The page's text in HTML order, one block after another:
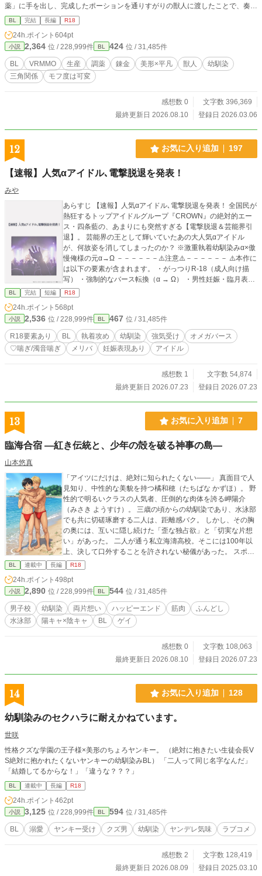
薬」に手を出し、完成したポーションを通りすがりの獣人に渡したことで、奏の
運命は大きく変わっていく。 ※毎日21時更新予定 初日のみ、18時と21時に更
新します。
BL 完結 長編 R18
24h.ポイント 604pt
小説 2,364 位 / 228,999件 BL 424 位 / 31,485件
BL VRMMO 生産 調薬 錬金 美形×平凡 獣人
幼馴染
三角関係
モフ度は可変
感想数 0
文字数 396,369
最終更新日 2026.08.10
登録日 2026.03.06
12 お気に入り追加 197
【速報】人気αアイドル､電撃脱退を発表！
みや
あらすじ 【速報】人気αアイドル､電撃脱退を発表！ 全国民が
熱狂するトップアイドルグループ『CROWN』の絶対的エー
ス・四条藍の、あまりにも突然すぎる【電撃脱退＆芸能界引
退】。 芸能界の王として輝いていたあの大人気αアイドル
が、何故姿を消してしまったのか？ ※激重執着幼馴染みα×傲
慢俺様の元α→Ω －－－－－－⚠️注意⚠️－－－－－－ ⚠️本作に
は以下の要素が含まれます。 ・がっつりR-18（成人向け描
写） ・強制的なバース転換（α → Ω） ・男性妊娠・臨月表現
・濁点/♡喘ぎ、子宮口責め ・監禁、洗脳
BL 完結 短編 R18
24h.ポイント 568pt
小説 2,536 位 / 228,999件 BL 467 位 / 31,485件
R18要素あり BL 執着攻め 幼馴染 強気受け
オメガバース
♡喘ぎ/濁音喘ぎ
メリバ 妊娠表現あり アイドル
感想数 1
文字数 54,874
最終更新日 2026.07.23
登録日 2026.07.23
13 お気に入り追加 7
臨海合宿 ―紅き伝統と、少年の殻を破る神事の島―
山本悠真
「アイツにだけは、絶対に知られたくない――」 真面目で人
見知り、中性的な美貌を持つ橘和穂（たちばな かずほ）。 野
性的で明るいクラスの人気者、圧倒的な肉体を誇る岬陽介
（みさき ようすけ）。 三歳の頃からの幼馴染であり、水泳部
でも共に切磋琢磨する二人は、距離感バク。 しかし、その胸
の奥には、互いに隠し続けた「歪な独占欲」と「切実な片想
い」があった。 二人が通う私立海濤高校。そこには100年以
上、決して口外することを許されない秘儀があった。 スポー
ツ特待生の少年たちが、合宿の際に辿り着く場所――それ
は、孤島に鎮座する「金精様」の社。 両片想いだった和穂と
陽介は、前日の秘密の「ふんどし練習」でお互いへの思いを
募らせて、臨海合宿に臨む。そこで課せられたのは、あまり
に苛烈で、官能的な神事だった。 触れ合う素肌の熱、高鳴る
鼓動、そして互いの「欲」を封じ込められた絶望的なまでの
渇き。 静寂に包まれた社の中で、二人はただ、相手の体温だ
り、重い鎖が解き放たれたとき。 極限まで高まった二人の
「好き」は、もはや誰にも止められない衝動となって爆発す
捧げられるのは、純潔と、魂を分かち合う初契り。 幼馴染と
いう「殻」が壊れるとき、二人の関係はどこへ向かうのか―
長】165cm 【体重】56kg 【誕生日】11月28日（いて座）
【性格】真面目で、やや陰キャ。 人見知りが結構激
しい でも、周りはわりと観察している いろ
いろ気にするタイプ。 陽介と二人だと、よくしゃべ
る。 冷静に見えて天然。 ☆岬陽介 【身長】170cm
型 【部活】水泳部 【容姿】明るめの茶髪（ほぼ金髪）。
野性的な顔立ちのイケメン。 褐色肌。水泳部
の１年生では一番筋肉質 【性格】典型的陽キャ。お調子者だ
がすぐテンパる。 裏表のない性格で、バカ正直。優
はむちゃくちゃビビり。 〜〜〜〜〜〜〜 ※特殊設定（ふんど
し、全裸生活、神事など）を含みますのでご注意ください！
BL 連載中 長編 R18
24h.ポイント 498pt
小説 2,890 位 / 228,999件 BL 544 位 / 31,485件
男子校 幼馴染 両片想い ハッピーエンド 筋肉
ふんどし
水泳部
陽キャ×陰キャ BL ゲイ
感想数 0
文字数 108,063
最終更新日 2026.08.10
登録日 2026.07.23
14 お気に入り追加 128
幼馴染みのセクハラに耐えかねています。
世咲
性格クズな学園の王子様×美形のちょろヤンキー。 （絶対に抱きたい生徒会長V
S絶対に抱かれたくないヤンキーの幼馴染みBL） 「二人って同じ名字なんだ」
「結婚してるからな！」「違うな？？？」
BL 連載中 長編 R18
24h.ポイント 462pt
小説 3,125 位 / 228,999件 BL 594 位 / 31,485件
BL 溺愛 ヤンキー受け クズ男 幼馴染 ヤンデレ気味 ラブコメ
感想数 2
文字数 128,419
最終更新日 2026.08.09
登録日 2025.03.10